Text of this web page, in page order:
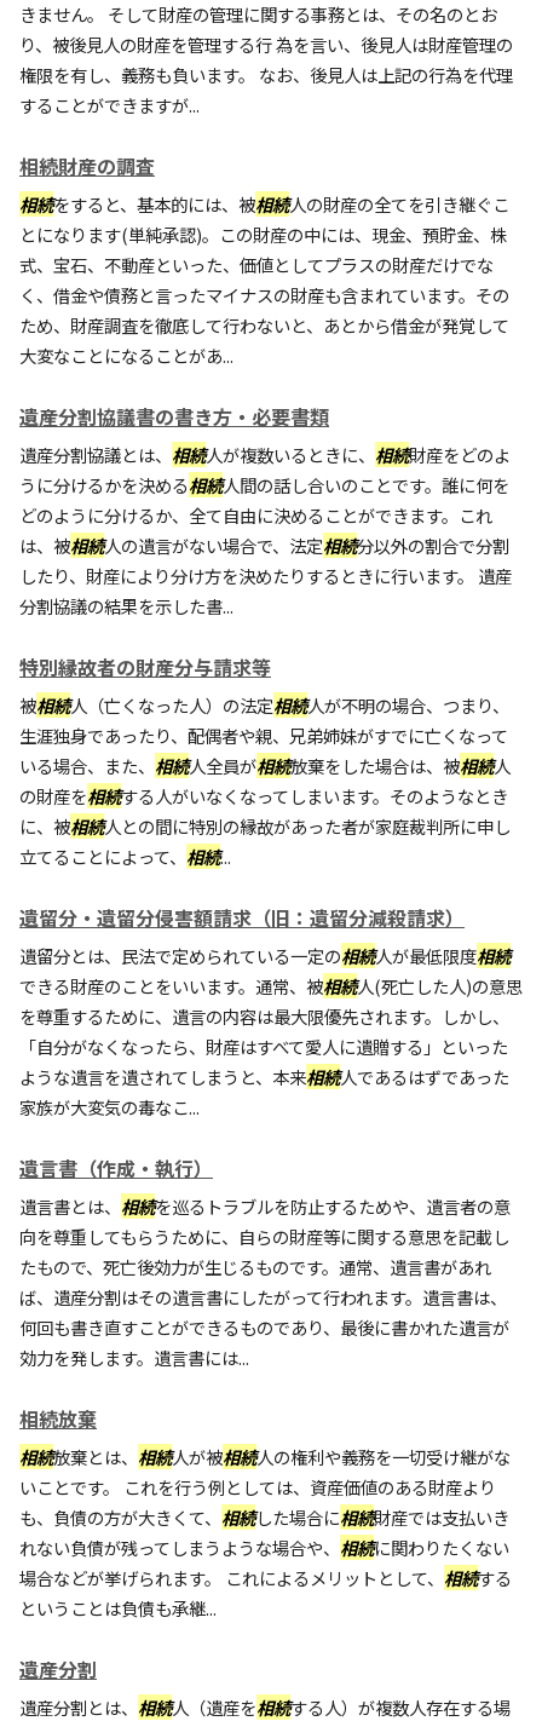
きません。 そして財産の管理に関する事務とは、その名のとお
り、被後見人の財産を管理する行 為を言い、後見人は財産管理の
権限を有し、義務も負います。 なお、後見人は上記の行為を代理
することができますが...
相続財産の調査
相続をすると、基本的には、被相続人の財産の全てを引き継ぐこ
とになります(単純承認)。この財産の中には、現金、預貯金、株
式、宝石、不動産といった、価値としてプラスの財産だけでな
く、借金や債務と言ったマイナスの財産も含まれています。その
ため、財産調査を徹底して行わないと、あとから借金が発覚して
大変なことになることがあ...
遺産分割協議書の書き方・必要書類
遺産分割協議とは、 相続人が複数いるときに、 相続財産をどのよ
うに分けるかを決める相続人間の話し合いのことです。誰に何を
どのように分けるか、全て自由に決めることができます。これ
は、被相続人の遺言がない場合で、法定相続分以外の割合で分割
したり、財産により分け方を決めたりするときに行います。 遺産
分割協議の結果を示した書...
特別縁故者の財産分与請求等
被相続人（亡くなった人）の法定相続人が不明の場合、つまり、
生涯独身であったり、配偶者や親、兄弟姉妹がすでに亡くなって
いる場合、また、 相続人全員が相続放棄をした場合は、被相続人
の財産を相続する人がいなくなってしまいます。そのようなとき
に、被相続人との間に特別の縁故があった者が家庭裁判所に申し
立てることによって、 相続...
遺留分・遺留分侵害額請求（旧：遺留分減殺請求）
遺留分とは、民法で定められている一定の相続人が最低限度相続
できる財産のことをいいます。通常、被相続人(死亡した人)の意思
を尊重するために、遺言の内容は最大限優先されます。しかし、
「自分がなくなったら、財産はすべて愛人に遺贈する」といった
ような遺言を遺されてしまうと、本来相続人であるはずであった
家族が大変気の毒なこ...
遺言書（作成・執行）
遺言書とは、 相続を巡るトラブルを防止するためや、遺言者の意
向を尊重してもらうために、自らの財産等に関する意思を記載し
たもので、死亡後効力が生じるものです。通常、遺言書があれ
ば、遺産分割はその遺言書にしたがって行われます。遺言書は、
何回も書き直すことができるものであり、最後に書かれた遺言が
効力を発します。遺言書には...
相続放棄
相続放棄とは、 相続人が被相続人の権利や義務を一切受け継がな
いことです。 これを行う例としては、資産価値のある財産より
も、負債の方が大きくて、 相続した場合に相続財産では支払いき
れない負債が残ってしまうような場合や、 相続に関わりたくない
場合などが挙げられます。 これによるメリットとして、 相続する
ということは負債も承継...
遺産分割
遺産分割とは、 相続人（遺産を相続する人）が複数人存在する場